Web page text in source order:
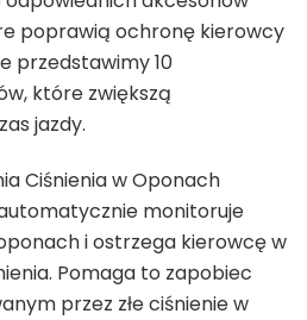
poprawią ochronę kierowcy
przedstawimy 10
które zwiększą
jazdy.
Ciśnienia w Oponach
monitoruje
i ostrzega kierowcę w
Pomaga to zapobiec
przez złe ciśnienie w